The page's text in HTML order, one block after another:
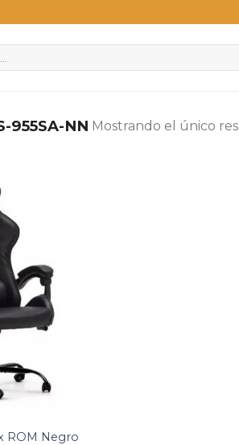
955SA-NN Mostrando el único
ROM Negro